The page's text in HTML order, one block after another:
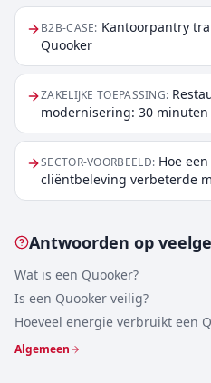
B2B-CASE: Kantoorpantry
Quooker
ZAKELIJKE TOEPASSING:
modernisering: 30
SECTOR-VOORBEELD: Hoe
cliëntbeleving verbeterde
Antwoorden op
Wat is een Quooker?
Is een Quooker veilig?
Hoeveel energie verbruikt een
Algemeen